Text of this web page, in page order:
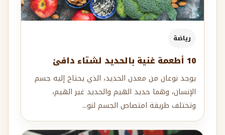
رياضة
10 أطعمة غنية بالحديد لشتاء دافئ
يوجد نوعان من معدن الحديد، الذي يحتاج إليه جسم
الإنسان، وهما حديد الهيم والحديد غير الهيم،
وتختلف طريقة امتصاص الجسم لنو...